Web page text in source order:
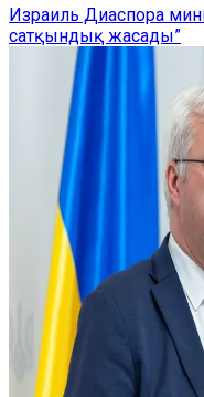
Израиль Диаспора
сатқындық жасады”